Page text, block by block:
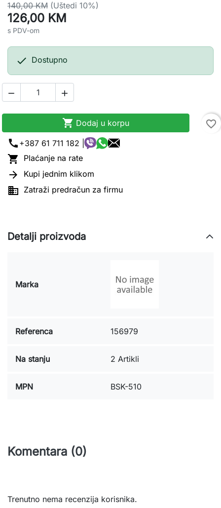
140,00 KM (Uštedi 10%)
126,00 KM
s PDV-om
 Dostupno
 
 Dodaj u korpu
favorite_border
call +387 61 711 182 |
 Plaćanje na rate
 Kupi jednim klikom
 Zatraži predračun za firmu
Detalji proizvoda
Marka
Referenca 156979
Na stanju 2 Artikli
MPN BSK-510
Komentara (0)
Trenutno nema recenzija korisnika.